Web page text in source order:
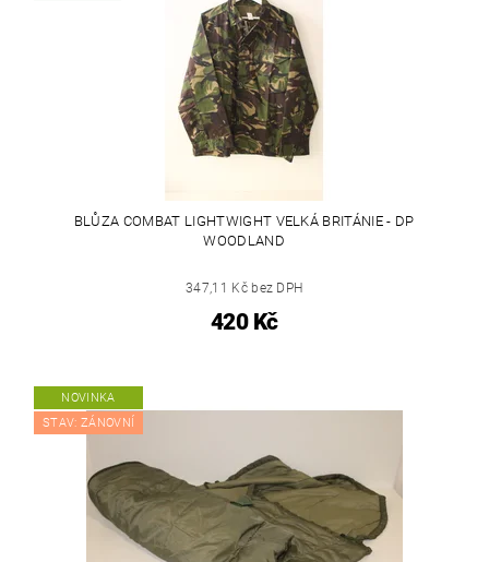
BLŮZA COMBAT LIGHTWIGHT VELKÁ BRITÁNIE - DP
WOODLAND
347,11 Kč bez DPH
420 Kč
NOVINKA
STAV: ZÁNOVNÍ